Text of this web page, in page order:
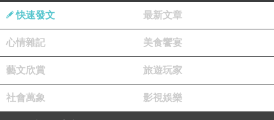
聽到了她內心的聲音。金信在池听晫吹熄蠟燭
後，真的再度回到人間，他一看到眼前的池听晫
便忍不住衝上前擁抱對方；而池听晫雖然不記得
金信，卻也莫名地流下眼淚。
▲金信再度被召喚回人間。（圖／翻攝自tvN直
快速發文 最新文章
心情雜記 美食饗宴
藝文欣賞 旅遊玩家
社會萬象 影視娛樂